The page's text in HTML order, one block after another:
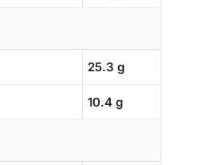
25.3 g
10.4 g